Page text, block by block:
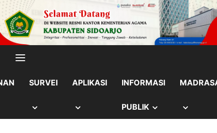
content
Skip
to
content
SURVEI APLIKASI INFORMASI
PUBLIK SHOW